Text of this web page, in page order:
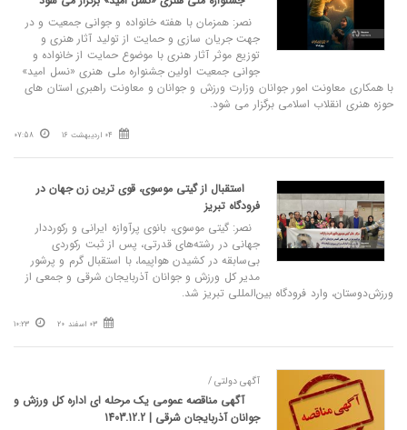
نصر: همزمان با هفته خانواده و جوانی جمعیت و در
جهت جریان سازی و حمایت از تولید آثار هنری و
توزیع موثر آثار هنری با موضوع حمایت از خانواده و
جوانی جمعیت اولین جشنواره ملی هنری «نسل امید»
با همکاری معاونت امور جوانان وزارت ورزش و جوانان و معاونت راهبری استان های
حوزه هنری انقلاب اسلامی برگزار می شود.
04 اردیبهشت 16 07:58
استقبال از گیتی موسوی، قوی‌ ترین زن جهان در
فرودگاه تبریز
نصر: گیتی موسوی، بانوی پرآوازه ایرانی و رکورددار
جهانی در رشته‌های قدرتی، پس از ثبت رکوردی
بی‌سابقه در کشیدن هواپیما، با استقبال گرم و پرشور
مدیر کل ورزش و جوانان آذربایجان شرقی و جمعی از
ورزش‌دوستان، وارد فرودگاه بین‌المللی تبریز شد.
03 اسفند 20 10:23
آگهی دولتی /
آگهی مناقصه عمومی یک مرحله ای اداره کل ورزش و
جوانان آذربایجان شرقی | 1403.12.2